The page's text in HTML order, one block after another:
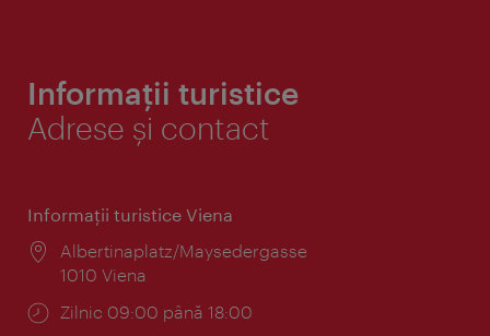
Informații turistice
Adrese și contact
Informaţii turistice Viena
Locul:
Albertinaplatz/Maysedergasse
1010 Viena
Program:
Zilnic 09:00 până 18:00